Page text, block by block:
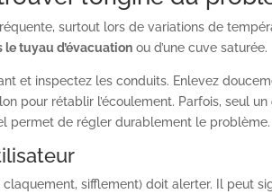
surtout lors de variations de
le tuyau d’évacuation ou d’une cuve saturée.
et inspectez les conduits. Enlevez
pour rétablir l’écoulement. Parfois, seul un
permet de régler durablement le problème.
sifflement) doit alerter. Il peut